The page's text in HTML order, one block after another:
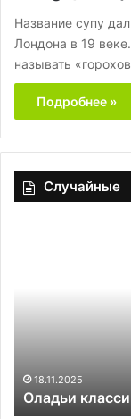
Название супу
Лондона в 19
называть
Подробнее »
Случайные
18.11.2025
Оладьи